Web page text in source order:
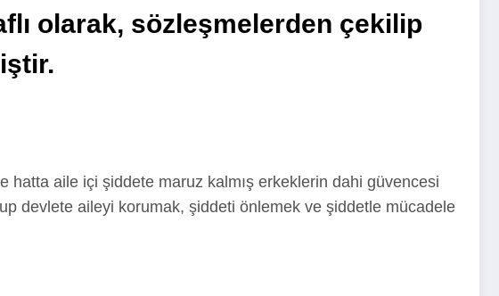
olarak, sözleşmelerden çekilip
hatta aile içi şiddete maruz kalmış erkeklerin dahi güvencesi
devlete aileyi korumak, şiddeti önlemek ve şiddetle mücadele